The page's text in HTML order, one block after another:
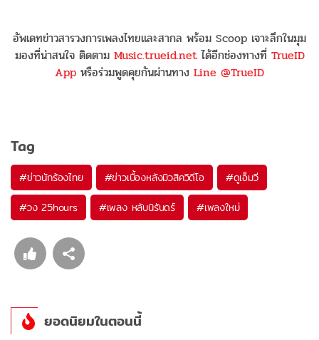
อัพเดทข่าวสารวงการเพลงไทยและสากล พร้อม Scoop เจาะลึกในมุม
มองที่น่าสนใจ ติดตาม Music.trueid.netได้อีกช่องทางที่ TrueID
App หรือร่วมพูดคุยกันผ่านทาง Line @TrueID
Tag
#ข่าวนักร้องไทย #ข่าวเบื้องหลังมิวสิควิดีโอ #ดูเอ็มวี
#วง 25hours #เพลง หลับนิรันดร์ #เพลงใหม่
ยอดนิยมในตอนนี้